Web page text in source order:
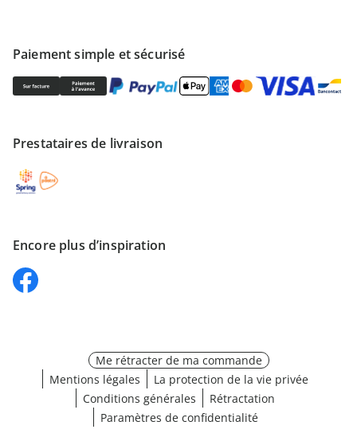
Paiement simple et sécurisé
Prestataires de livraison
Encore plus d’inspiration
Me rétracter de ma commande
Mentions légales
La protection de la vie privée
Conditions générales
Rétractation
Paramètres de confidentialité